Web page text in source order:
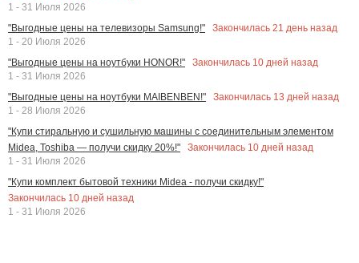
1 - 31 Июля 2026
"Выгодные цены на телевизоры Samsung!"
Закончилась 21 день назад
1 - 20 Июля 2026
"Выгодные цены на ноутбуки HONOR!"
Закончилась 10 дней назад
1 - 31 Июля 2026
"Выгодные цены на ноутбуки MAIBENBEN!"
Закончилась 13 дней назад
1 - 28 Июля 2026
"Купи стиральную и сушильную машины с соединительным элементом
Midea, Toshiba — получи скидку 20%!"
Закончилась 10 дней назад
1 - 31 Июля 2026
"Купи комплект бытовой техники Midea - получи скидку!"
Закончилась 10 дней назад
1 - 31 Июля 2026